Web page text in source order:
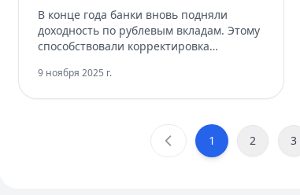
банки поднять доходность по
вкладам
В конце года банки вновь подняли
доходность по рублевым вкладам. Этому
способствовали корректировка
сезонный спрос на сбережения и
9 ноября 2025 г.
1 2 3